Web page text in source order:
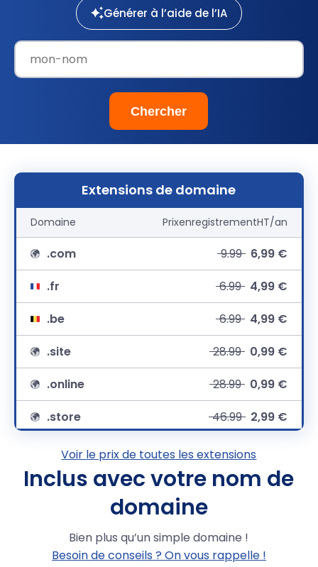
Générer à l’aide de l’IA
Extensions de domaine
Domaine PrixenregistrementHT/an
.com 9.99 6,99 €
.fr
6.99 4,99 €
.be
6.99 4,99 €
.site
28.99 0,99 €
.online
28.99 0,99 €
.store
46.99 2,99 €
.net
9,99 €
.org
12.99
8,49 €
18.99 14,99 €
Voir le prix de toutes les extensions
Inclus avec votre nom de
domaine
Bien plus qu’un simple domaine !
Besoin de conseils ? On vous rappelle !